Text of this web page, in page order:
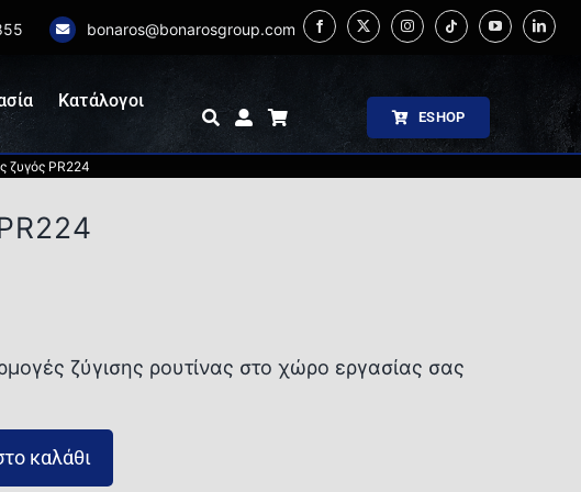
bonaros@bonarosgroup.com
Κατάλογοι
ESHOP
ζυγός PR224
ζύγισης ρουτίνας στο χώρο εργασίας σας
καλάθι